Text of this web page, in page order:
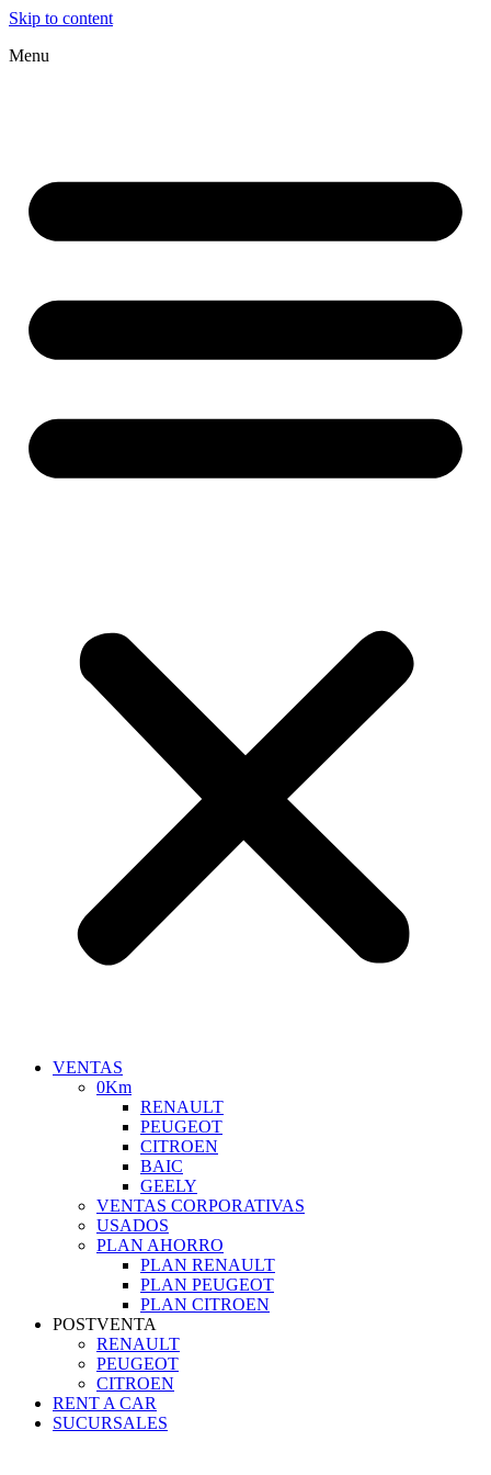
Skip to content
Menu
VENTAS
0Km
RENAULT
PEUGEOT
CITROEN
BAIC
GEELY
VENTAS CORPORATIVAS
USADOS
PLAN AHORRO
PLAN RENAULT
PLAN PEUGEOT
PLAN CITROEN
POSTVENTA
RENAULT
PEUGEOT
CITROEN
RENT A CAR
SUCURSALES